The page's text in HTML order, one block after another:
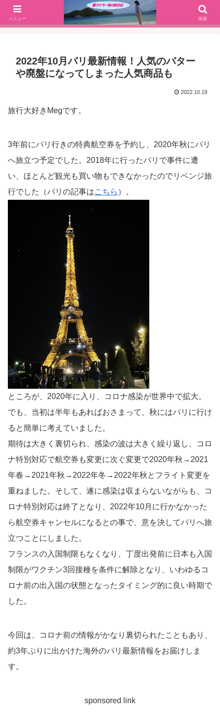
SFC修行(2016年解脱!)からJGC修行(2017年解脱)を決意、絶景や美味しいもの
大好きな働く陸マイラー母の旅行ブログ
2022年10月パリ最新情報！人気のバター
や廃盤になってしまった人気商品も
2022.10.19
旅行大好きMegです。
3年前にパリ行きの特典航空券を予約し、2020年秋にパリ
へ旅立つ予定でした。2018年に行ったパリで事件に遭
い、ほとんど観光も買い物もできなかったのでリベンジ旅
行でした（パリの記事はこちら ）。
ところが、2020年に入り、コロナ感染が世界中で拡大。
でも、当初は半年もあればおさまって、秋にはパリに行け
ると簡単に考えていました。
期待は大きく裏切られ、感染の波は大きく繰り返し、コロ
ナ特別対応で航空券も変更に次ぐ変更で2020年秋→2021
年春→2021年秋→2022年冬→2022年秋とフライト変更を
重ねました。そして、遂に感染は収まらないながらも、コ
ロナ特別対応は終了となり、2022年10月に行かなかった
ら航空券キャンセルになるとの事で、意を決してパリへ旅
立つことにしました。
フランスの入国制限もなくなり、丁度出発前に日本も入国
制限がワクチン3回接種を条件に解除となり、いわゆるコ
ロナ前の出入国の状態となったタイミング的に良い時期で
した。
今回は、コロナ前の情報がかなり裏切られたこともあり、
約3年ぶりに出かけた海外のパリ最新情報をお届けしま
す。
sponsored link
メニュー 検索